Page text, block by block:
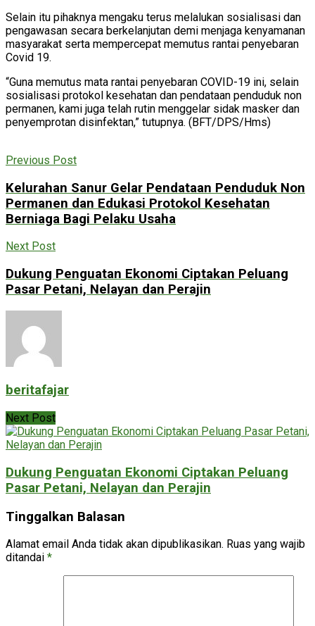
Selain itu pihaknya mengaku terus melalukan sosialisasi dan
pengawasan secara berkelanjutan demi menjaga kenyamanan
masyarakat serta mempercepat memutus rantai penyebaran
Covid 19.
“Guna memutus mata rantai penyebaran COVID-19 ini, selain
sosialisasi protokol kesehatan dan pendataan penduduk non
permanen, kami juga telah rutin menggelar sidak masker dan
penyemprotan disinfektan,” tutupnya. (BFT/DPS/Hms)
Previous Post
Kelurahan Sanur Gelar Pendataan Penduduk Non
Permanen dan Edukasi Protokol Kesehatan
Berniaga Bagi Pelaku Usaha
Next Post
Dukung Penguatan Ekonomi Ciptakan Peluang
Pasar Petani, Nelayan dan Perajin
beritafajar
Next Post
Dukung Penguatan Ekonomi Ciptakan Peluang
Pasar Petani, Nelayan dan Perajin
Tinggalkan Balasan
Alamat email Anda tidak akan dipublikasikan. Ruas yang wajib
ditandai *